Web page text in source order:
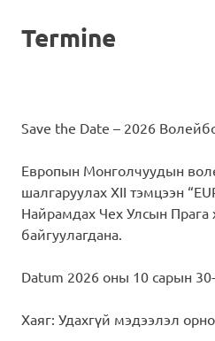
Termine
Save the Date – 2026
Европын Монголчуудын
шалгаруулах XII тэмцээн
Найрамдах Чех Улсын Прага
байгуулагдана.
Datum 2026 оны 10 сарын
Хаяг: Удахгүй мэдээлэл